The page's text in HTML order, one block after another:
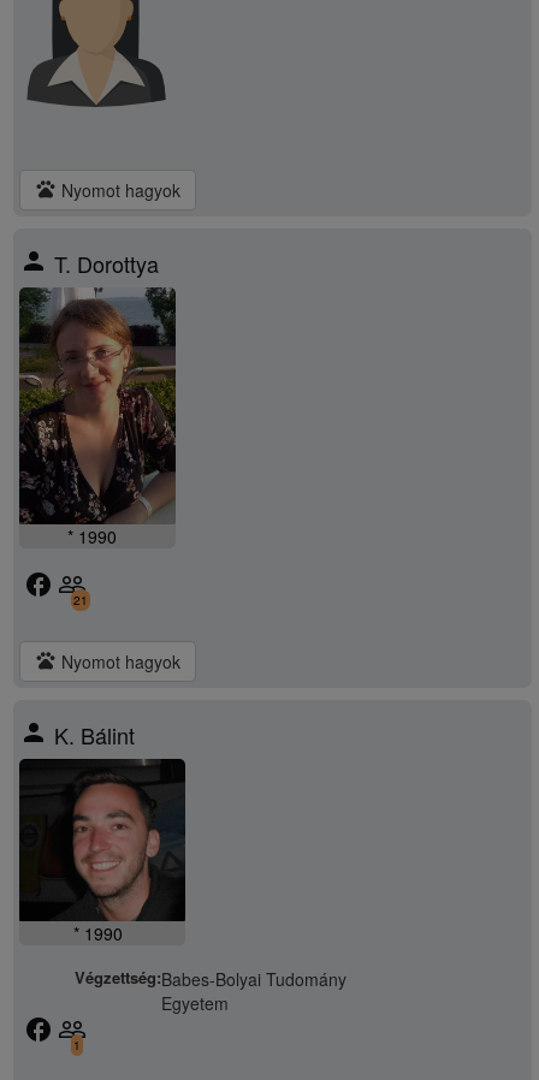
pets Nyomot hagyok
person T. Dorottya
* 1990
facebook people_outline
21
pets Nyomot hagyok
person K. Bálint
* 1990
Végzettség:Babes-Bolyai Tudomány
Egyetem
facebook people_outline
1